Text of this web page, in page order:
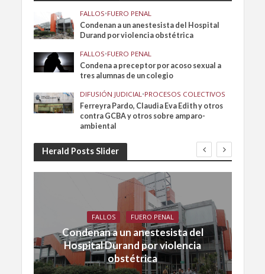
FALLOS•FUERO PENAL
Condenan a un anestesista del Hospital
Durand por violencia obstétrica
FALLOS•FUERO PENAL
Condena a preceptor por acoso sexual a
tres alumnas de un colegio
DIFUSIÓN JUDICIAL•PROCESOS COLECTIVOS
Ferreyra Pardo, Claudia Eva Edith y otros
contra GCBA y otros sobre amparo-
ambiental
Herald Posts Slider
FALLOS FUERO PENAL
Condenan a un anestesista del
Hospital Durand por violencia
obstétrica